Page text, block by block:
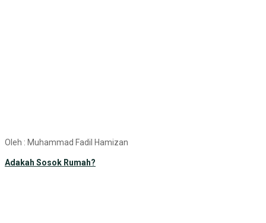
Oleh : Muhammad Fadil Hamizan
Adakah Sosok Rumah?